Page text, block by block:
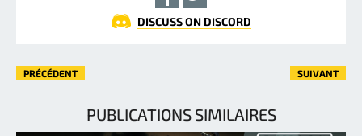
DISCUSS ON DISCORD
PRÉCÉDENT SUIVANT
PUBLICATIONS SIMILAIRES